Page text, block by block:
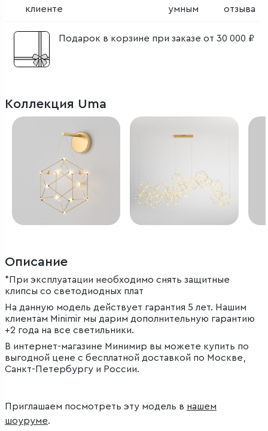
клиенте
умным
отзыва
Подарок в корзине при заказе от 30 000 ₽
Коллекция Uma
Описание
*При эксплуатации необходимо снять защитные
клипсы со светодиодных плат
На данную модель действует гарантия 5 лет. Нашим
клиентам Minimir мы дарим дополнительную гарантию
+2 года на все светильники.
В интернет-магазине Минимир вы можете купить по
выгодной цене с бесплатной доставкой по Москве,
Санкт-Петербургу и России.
Приглашаем посмотреть эту модель в нашем
шоуруме.